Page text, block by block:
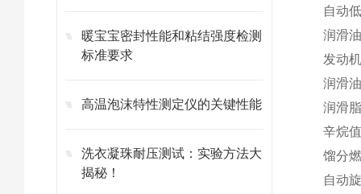
暖宝宝密封性能和粘结强度检测
标准要求
高温泡沫特性测定仪的关键性能
洗衣凝珠耐压测试：实验方法大
揭秘！
自动
润滑
发动
润滑
润滑
辛烷
馏分
自动